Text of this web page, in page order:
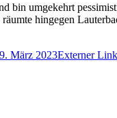
bin umgekehrt
hingegen
März 2023Externer